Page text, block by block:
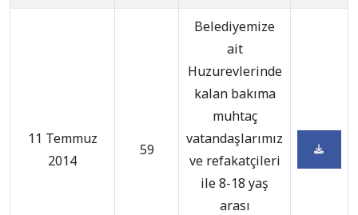
11 Temmuz
2014
59
Belediyemize
ait
Huzurevlerinde
kalan bakıma
muhtaç
vatandaşlarımız
ve refakatçileri
ile 8-18 yaş
arası